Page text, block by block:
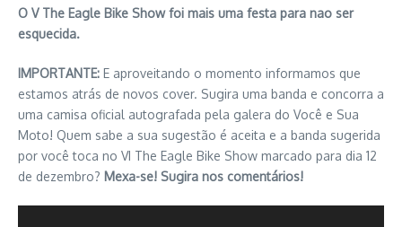
O V The Eagle Bike Show foi mais uma festa para nao ser
esquecida.
IMPORTANTE: E aproveitando o momento informamos que
estamos atrás de novos cover. Sugira uma banda e concorra a
uma camisa oficial autografada pela galera do Você e Sua
Moto! Quem sabe a sua sugestão é aceita e a banda sugerida
por você toca no VI The Eagle Bike Show marcado para dia 12
de dezembro? Mexa-se! Sugira nos comentários!